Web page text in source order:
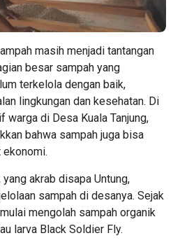
masih menjadi tantangan
besar sampah yang
terkelola dengan baik,
lingkungan dan kesehatan. Di
di Desa Kuala Tanjung,
bahwa sampah juga bisa
akrab disapa Untung,
sampah di desanya. Sejak
mengolah sampah organik
larva Black Soldier Fly.